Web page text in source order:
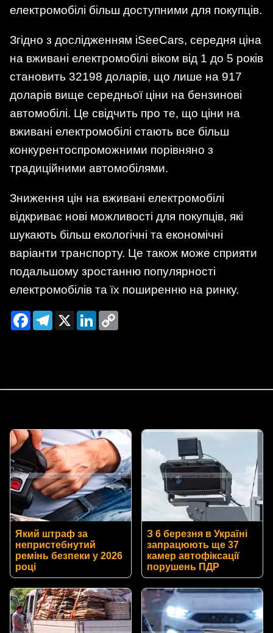
електромобілі більш доступними для покупців.
Згідно з дослідженням iSeeCars, середня ціна
на вживані електромобілі віком від 1 до 5 років
становить 32198 доларів, що лише на 917
доларів вище середньої ціни на бензинові
автомобілі. Це свідчить про те, що ціни на
вживані електромобілі стають все більш
конкурентоспроможними порівняно з
традиційними автомобілями.
Зниження цін на вживані електромобілі
відкриває нові можливості для покупців, які
шукають більш екологічні та економічні
варіанти транспорту. Це також може сприяти
подальшому зростанню популярності
електромобілів та їх поширенню на ринку.
FacebookTelegram
X LinkedIn
Який штраф за
непристебнутий
ремінь безпеки у 2026
році
З 6 березня в Україні
запрацюють ще 37
камер автофіксації
порушень ПДР